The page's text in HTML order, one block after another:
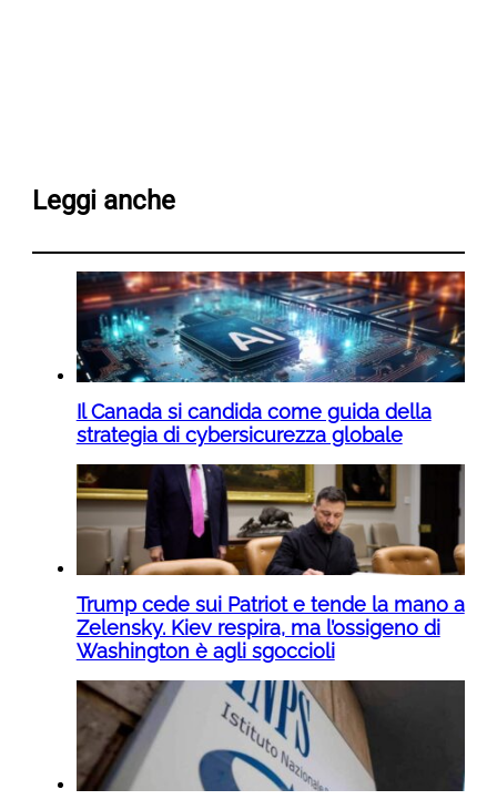
Leggi anche
Il Canada si candida come guida della
strategia di cybersicurezza globale
Trump cede sui Patriot e tende la mano a
Zelensky. Kiev respira, ma l’ossigeno di
Washington è agli sgoccioli